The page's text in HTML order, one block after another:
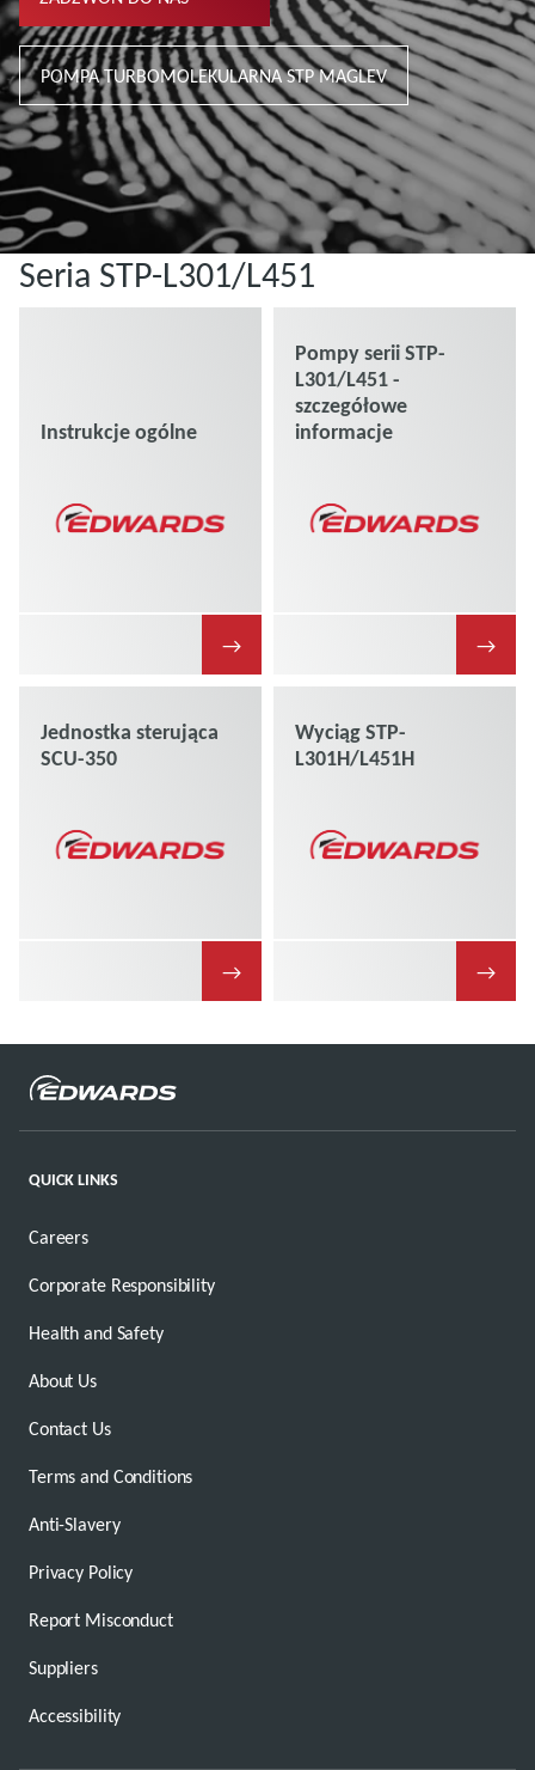
POMPA TURBOMOLEKULARNA STP MAGLEV
Seria STP-L301/L451
Instrukcje ogólne
→
Pompy serii STP-
L301/L451 -
szczegółowe
informacje
→
Jednostka sterująca
SCU-350
→
Wyciąg STP-
L301H/L451H
→
QUICK LINKS
Careers
Corporate Responsibility
Health and Safety
About Us
Contact Us
Terms and Conditions
Anti-Slavery
Privacy Policy
Report Misconduct
Suppliers
Accessibility